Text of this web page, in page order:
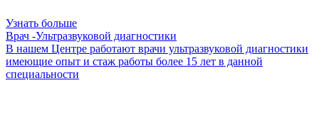
Узнать больше
Врач -Ультразвуковой диагностики
В нашем Центре работают врачи ультразвуковой диагностики
имеющие опыт и стаж работы более 15 лет в данной
специальности